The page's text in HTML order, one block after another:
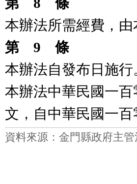
本辦法所需經費，
第 9 條
本辦法自發布日施行
本辦法中華民國一
文，自中華民國一
資料來源：金門縣政府主